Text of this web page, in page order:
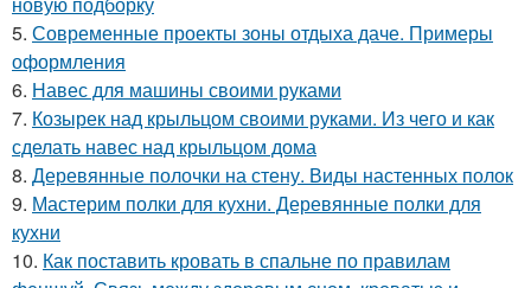
5. Современные проекты зоны отдыха даче. Примеры
оформления
6. Навес для машины своими руками
7. Козырек над крыльцом своими руками. Из чего и как
сделать навес над крыльцом дома
8. Деревянные полочки на стену. Виды настенных полок
9. Мастерим полки для кухни. Деревянные полки для
кухни
10. Как поставить кровать в спальне по правилам